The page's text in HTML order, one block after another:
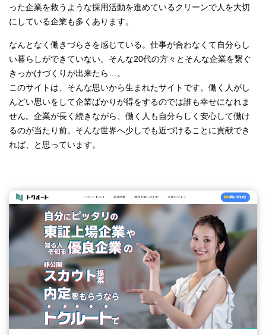
った企業を救うような採用活動を進めているクリーンで人を大切
にしている企業も多くあります。
なんとなく働きづらさを感じている。仕事が合わなくて自分らし
い暮らしができていない。そんな20代の方々とそんな企業を繋ぐ
きっかけづくりが出来たら…。
このサイトは、そんな思いから生まれたサイトです。働く人がし
んどい思いをして企業ばかりが得をするのでは誰も幸せになれま
せん。企業が長く続きながら、働く人も自分らしく安心して働け
るのが当たり前。そんな世界へ少しでも近づけることに貢献でき
れば、と思っています。